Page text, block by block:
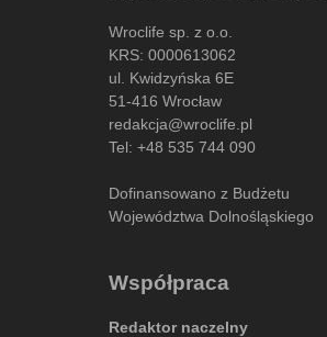
Wroclife sp. z o.o.
KRS: 0000613062
ul. Kwidzyńska 6E
51-416 Wrocław
redakcja@wroclife.pl
Tel: +48 535 744 090
Dofinansowano z Budżetu
Województwa Dolnośląskiego
Współpraca
Redaktor naczelny